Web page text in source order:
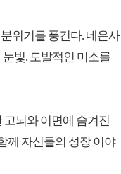
위기를 풍긴다. 네온사
빛, 도발적인 미소를
고뇌와 이면에 숨겨진
께 자신들의 성장 이야